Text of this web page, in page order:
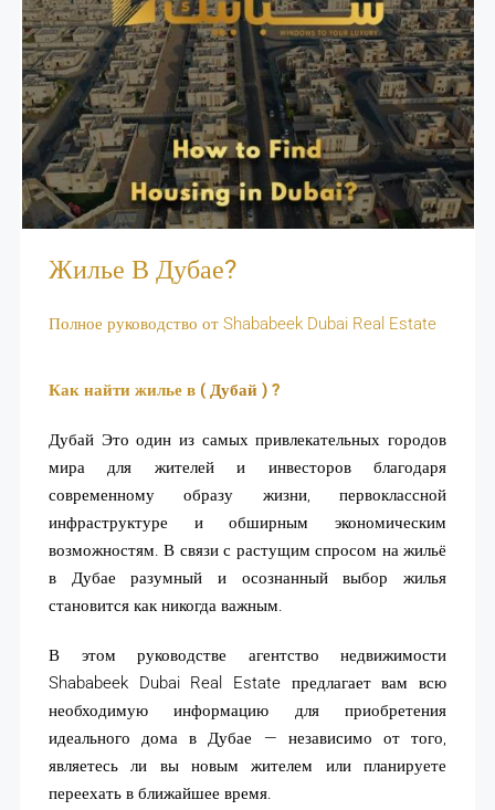
Жилье В Дубае?
Полное руководство от Shababeek Dubai Real Estate
Как найти жилье в ( Дубай ) ?
Дубай Это один из самых привлекательных городов
мира для жителей и инвесторов благодаря
современному образу жизни, первоклассной
инфраструктуре и обширным экономическим
возможностям. В связи с растущим спросом на жильё
в Дубае разумный и осознанный выбор жилья
становится как никогда важным.
В этом руководстве агентство недвижимости
Shababeek Dubai Real Estate предлагает вам всю
необходимую информацию для приобретения
идеального дома в Дубае — независимо от того,
являетесь ли вы новым жителем или планируете
переехать в ближайшее время.